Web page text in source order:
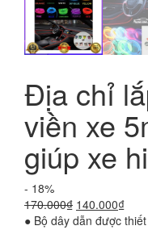
Địa chỉ
viền xe
giúp xe
- 18%
170.000₫ Giá
gốc
140.000₫Giá
hiện
● Bộ dây dẫn được